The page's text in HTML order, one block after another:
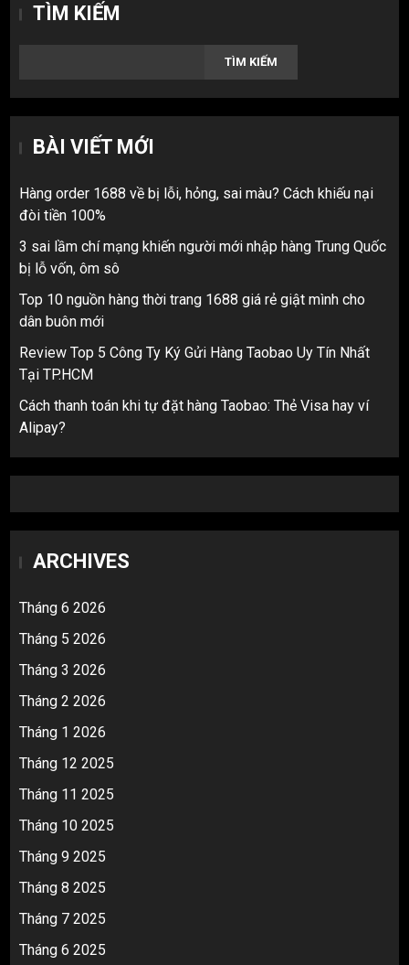
TÌM KIẾM
TÌM KIẾM
BÀI VIẾT MỚI
Hàng order 1688 về bị lỗi, hỏng, sai màu? Cách khiếu nại
đòi tiền 100%
3 sai lầm chí mạng khiến người mới nhập hàng Trung Quốc
bị lỗ vốn, ôm sô
Top 10 nguồn hàng thời trang 1688 giá rẻ giật mình cho
dân buôn mới
Review Top 5 Công Ty Ký Gửi Hàng Taobao Uy Tín Nhất
Tại TP.HCM
Cách thanh toán khi tự đặt hàng Taobao: Thẻ Visa hay ví
Alipay?
ARCHIVES
Tháng 6 2026
Tháng 5 2026
Tháng 3 2026
Tháng 2 2026
Tháng 1 2026
Tháng 12 2025
Tháng 11 2025
Tháng 10 2025
Tháng 9 2025
Tháng 8 2025
Tháng 7 2025
Tháng 6 2025